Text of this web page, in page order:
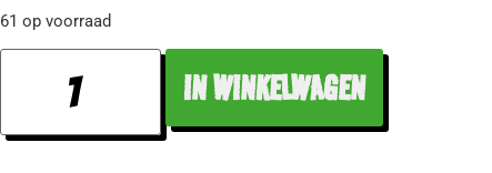
61 op voorraad
IN WINKELWAGEN